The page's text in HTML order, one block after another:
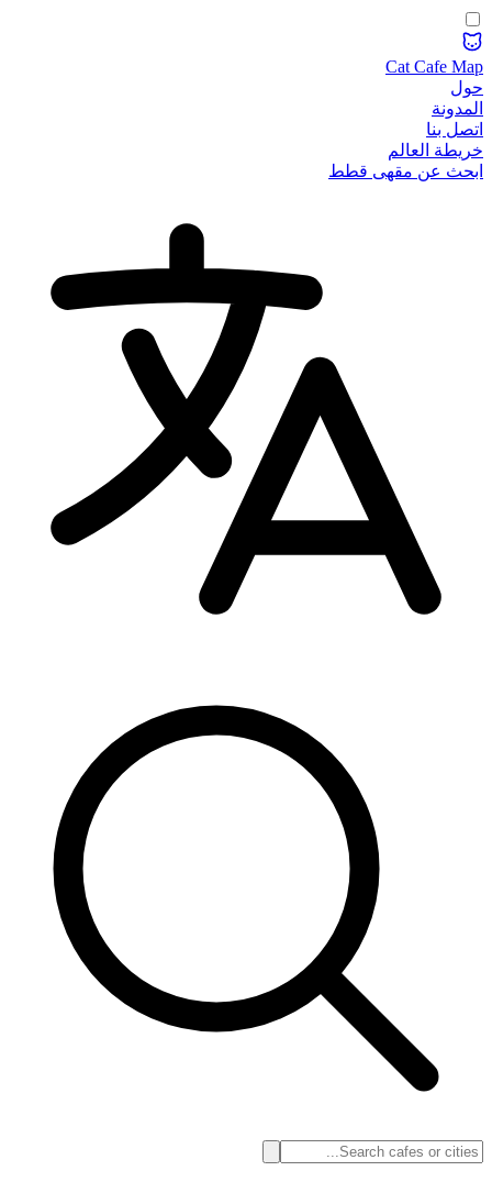
Cat Cafe Map
حول
المدونة
اتصل بنا
خريطة العالم
ابحث عن مقهى قطط